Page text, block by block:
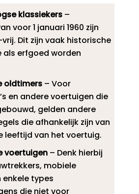
klassiekers–
voor 1 januari 1960 zijn
Dit zijn vaak historische
als erfgoed worden
oldtimers– Voor
en andere voertuigen die
gelden andere
die afhankelijk zijn van
leeftijd van het voertuig.​
voertuigen– Denk hierbij
mobiele
enkele types
die niet voor